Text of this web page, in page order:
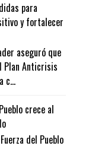
para
y fortalecer
aseguró que
Plan Anticrisis
c...
crece al
del Pueblo